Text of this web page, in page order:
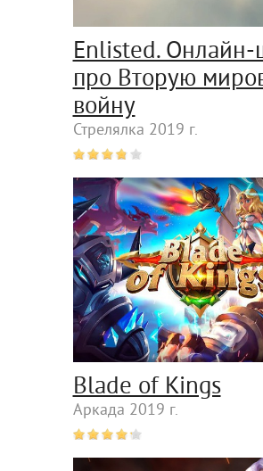
Enlisted. Онлайн-
про Вторую
войну
Стрелялка 2019 г.
Blade of Kings
Аркада 2019 г.